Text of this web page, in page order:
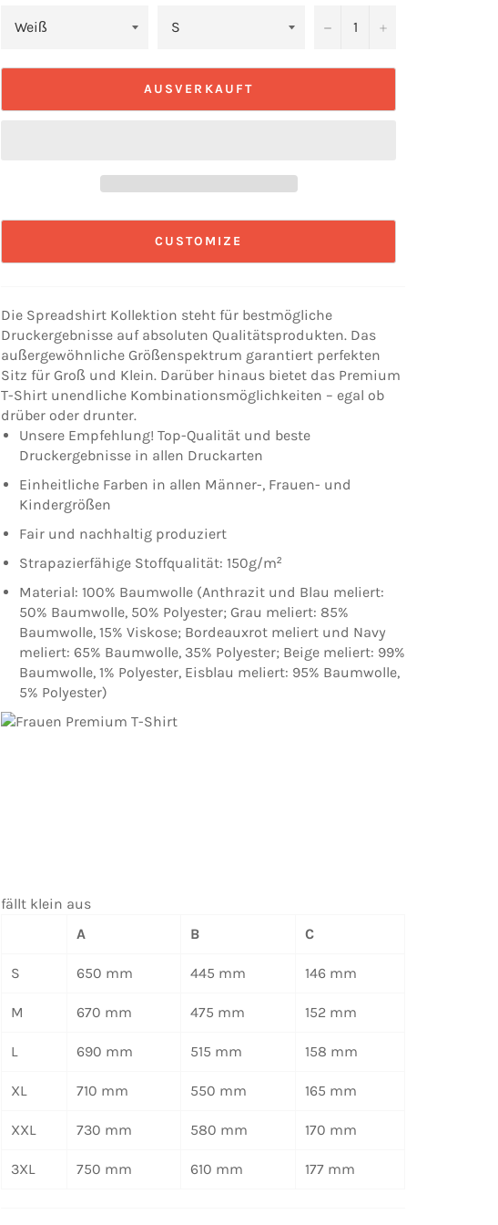
− +
AUSVERKAUFT
CUSTOMIZE
Die Spreadshirt Kollektion steht für bestmögliche
Druckergebnisse auf absoluten Qualitätsprodukten. Das
außergewöhnliche Größenspektrum garantiert perfekten
Sitz für Groß und Klein. Darüber hinaus bietet das Premium
T-Shirt unendliche Kombinationsmöglichkeiten – egal ob
drüber oder drunter.
Unsere Empfehlung! Top-Qualität und beste
Druckergebnisse in allen Druckarten
Einheitliche Farben in allen Männer-, Frauen- und
Kindergrößen
Fair und nachhaltig produziert
Strapazierfähige Stoffqualität: 150g/m²
Material: 100% Baumwolle (Anthrazit und Blau meliert:
50% Baumwolle, 50% Polyester; Grau meliert: 85%
Baumwolle, 15% Viskose; Bordeauxrot meliert und Navy
meliert: 65% Baumwolle, 35% Polyester; Beige meliert: 99%
Baumwolle, 1% Polyester, Eisblau meliert: 95% Baumwolle,
5% Polyester)
fällt klein aus
A
B C
S 650 mm 445 mm 146 mm
M 670 mm 475 mm 152 mm
L 690 mm 515 mm 158 mm
XL 710 mm 550 mm 165 mm
XXL 730 mm 580 mm 170 mm
3XL 750 mm 610 mm 177 mm